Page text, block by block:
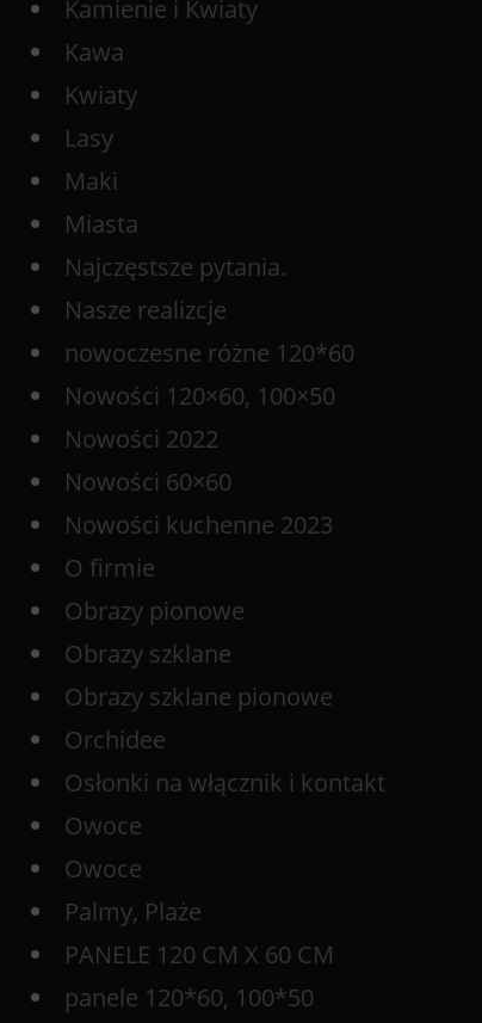
Kamienie i Kwiaty
Kawa
Kwiaty
Lasy
Maki
Miasta
Najczęstsze pytania.
Nasze realizcje
nowoczesne różne 120*60
Nowości 120×60, 100×50
Nowości 2022
Nowości 60×60
Nowości kuchenne 2023
O firmie
Obrazy pionowe
Obrazy szklane
Obrazy szklane pionowe
Orchidee
Osłonki na włącznik i kontakt
Owoce
Owoce
Palmy, Plaże
PANELE 120 CM X 60 CM
panele 120*60, 100*50